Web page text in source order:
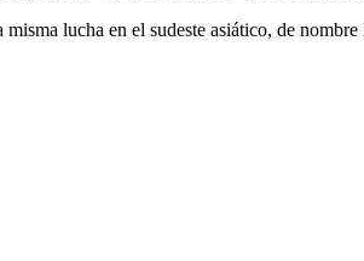
lucha en el sudeste asiático, de